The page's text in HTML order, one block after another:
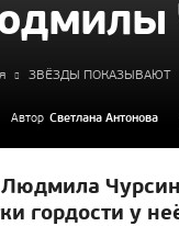
ЗВЁЗДЫ ПОКАЗЫВАЮТ
Автор Светлана Антонова
Людмила
гордости у